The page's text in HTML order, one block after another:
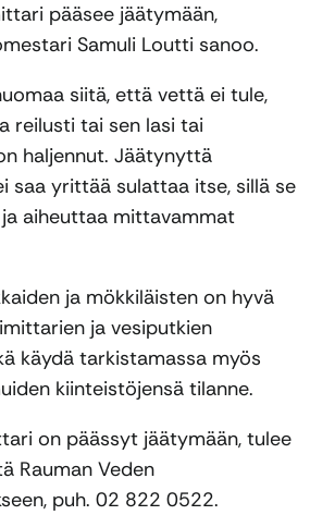
pääsee jäätymään,
Samuli Loutti sanoo.
siitä, että vettä ei tule,
reilusti tai sen lasi tai
haljennut. Jäätynyttä
saa yrittää sulattaa itse, sillä se
aiheuttaa mittavammat
ja mökkiläisten on hyvä
ja vesiputkien
käydä tarkistamassa myös
kiinteistöjensä tilanne.
on päässyt jäätymään, tulee
Rauman Veden
puh. 02 822 0522.